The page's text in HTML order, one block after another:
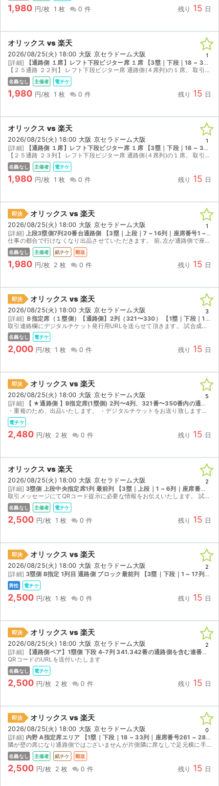
1,980 円/枚 1 枚 0 件 残り 15 日
オリックス vs 楽天
2026/08/25(火) 18:00 大阪 京セラドーム大阪
[詳細]
【通路側 １席】レフト下段ビジター席 １席 【3塁｜下段｜18 ~ 33列｜座席番号501 ~ 560】
【２５通路 ２２列】 レフト下段ビジター席 通路側(４席列)の１席。 取引連絡にデジタルチケットのURLを送ります。
名義なし 主催者 電チケ
1,980 円/枚 1 枚 0 件 残り 15 日
1
オリックス vs 楽天
2026/08/25(火) 18:00 大阪 京セラドーム大阪
[詳細]
【通路側 １席】レフト下段ビジター席 １席 【3塁｜下段｜18 ~ 33列｜座席番号501 ~ 560】
【２５通路 ２３列】 レフト下段ビジター席 通路側(４席列)の１席。 取引連絡にデジタルチケットのURLを送ります。
名義なし 主催者 電チケ
1,980 円/枚 1 枚 0 件 残り 15 日
1
即決 オリックス vs 楽天
2026/08/25(火) 18:00 大阪 京セラドーム大阪
[詳細]
上段3塁側7列20番台通路側 【3塁｜上段｜7 ~ 16列｜座席番号1 ~ 27】
仕事の都合で行けなくなり出品させていただきます。 前､左が通路側で座席の後ろに荷物が置けます。 下段席18列と上段席1列は、ほぼ同じ位置で､この座席はバックネット裏やや左7列目で、バッターボック...
名義なし 主催者 紙チケ 郵送
1,980 円/枚 2 枚 0 件 残り 15 日
1
即決 オリックス vs 楽天
2026/08/25(火) 18:00 大阪 京セラドーム大阪
[詳細] Ｂ指定席（１塁側）【通路側】2列（321〜330） 【1塁｜下段｜1 ~ 17列｜座席番号321 ~ 340】
取引連絡欄にデジタルチケット発行用URLを送らせて頂きます。 試合成立後以降に、受け取り通知連絡お願い致します。
名義なし 電チケ
2,000 円/枚 1 枚 0 件 残り 15 日
3
即決 オリックス vs 楽天
2026/08/25(火) 18:00 大阪 京セラドーム大阪
[詳細]
【 ★通路側 】B指定席(1塁側) 2列〜4列、321番〜350番内の通路側からの2連番。
・重複のため、出品いたします。 ・デジタルチケットをお送り致します。 ・公演開催となれば、いかなる状況であっても当方からの返金等は一切ございません。 ・不測の事態により、公演自体が開催され...
電チケ
2,480 円/枚 2 枚 0 件 残り 15 日
5
オリックス vs 楽天
2026/08/25(火) 18:00 大阪 京セラドーム大阪
[詳細] 3塁側 上段中央指定席1列 最前列 【3塁｜上段｜1 ~ 6列｜座席番号1 ~ 20】
取引メッセージにてQRコード提示に必要な情報をお伝えいたします。 試合中止の場合のみ、手数料を差し引いた金額を返金いたします。試合中止以外はいかなる場合も返金できかねます。必ず受取通知をお願い...
名義なし 主催者 電チケ
2,500 円/枚 1 枚 0 件 残り 15 日
2
即決 オリックス vs 楽天
2026/08/25(火) 18:00 大阪 京セラドーム大阪
[詳細] 3塁側 B指定 1列目 通路側 ブロック最前列 【3塁｜下段｜1 ~ 17列｜座席番号361 ~ 380】
男性 電チケ
2,500 円/枚 1 枚 0 件 残り 15 日
2
即決 オリックス vs 楽天
2026/08/25(火) 18:00 大阪 京セラドーム大阪
[詳細]
【通路側ペア】1塁側 下段 4-7列 341.342番の通路側を含む連番です 【1塁｜下段｜1 ~ 17列｜座席番号341 ~ 360】
QRコードのURLを送付いたします
名義なし 電チケ
2,500 円/枚 2 枚 0 件 残り 15 日
2
即決 オリックス vs 楽天
2026/08/25(火) 18:00 大阪 京セラドーム大阪
[詳細] 内野 A指定席エリア 【1塁｜下段｜18 ~ 33列｜座席番号261 ~ 280】
隣が壁の席になり通路側ではございませんが片側隣に席なしで足元横に手荷物を置くスペースあります。 日本郵政クリックポスト発送
名義なし 主催者 紙チケ 郵送
2,500 円/枚 2 枚 0 件 残り 15 日
0